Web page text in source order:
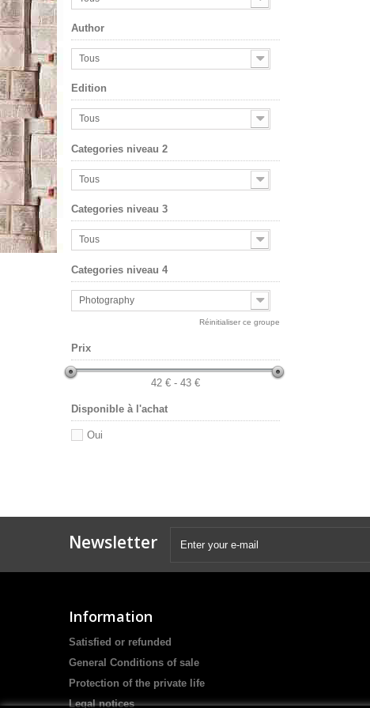
Author
Tous
Edition
Tous
Categories niveau 2
Tous
Categories niveau 3
Tous
Categories niveau 4
Photography
Réinitialiser ce groupe
Prix
42 € - 43 €
Disponible à l'achat
Oui
Newsletter
Information
Satisfied or refunded
General Conditions of sale
Protection of the private life
Legal notices